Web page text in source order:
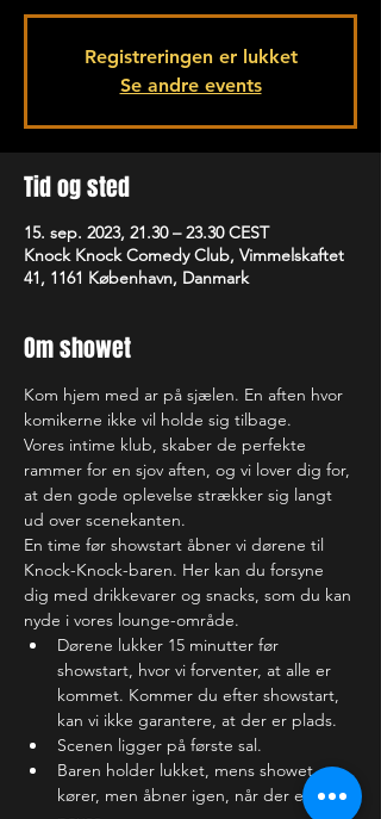
Registreringen er lukket
Se andre events
Tid og sted
15. sep. 2023, 21.30 – 23.30 CEST
Knock Knock Comedy Club, Vimmelskaftet
41, 1161 København, Danmark
Om showet
Kom hjem med ar på sjælen. En aften hvor
komikerne ikke vil holde sig tilbage.
Vores intime klub, skaber de perfekte
rammer for en sjov aften, og vi lover dig for,
at den gode oplevelse strækker sig langt
ud over scenekanten.
En time før showstart åbner vi dørene til
Knock-Knock-baren. Her kan du forsyne
dig med drikkevarer og snacks, som du kan
nyde i vores lounge-område.
Dørene lukker 15 minutter før
showstart, hvor vi forventer, at alle er
kommet. Kommer du efter showstart,
kan vi ikke garantere, at der er plads.
Scenen ligger på første sal.
Baren holder lukket, mens showet
kører, men åbner igen, når der er